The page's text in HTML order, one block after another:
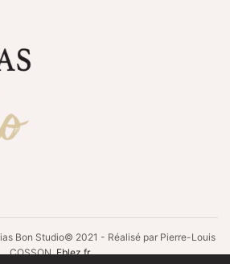
Bon Studio© 2021 - Réalisé par Pierre-Louis
COSSONEblez.fr